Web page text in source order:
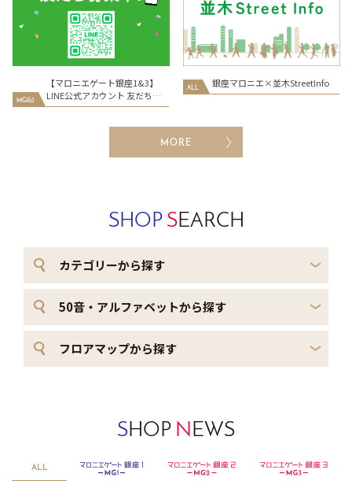
MG1&3
【マロニエゲート銀座1&3】
LINE公式アカウント 友だち募
集中！
ALL 銀座マロニエ×並木StreetInfo
MORE
SHOP SEARCH
カテゴリーから探す
50音・アルファベットから探す
フロアマップから探す
SHOP NEWS
ALL
マロニエゲート銀座３